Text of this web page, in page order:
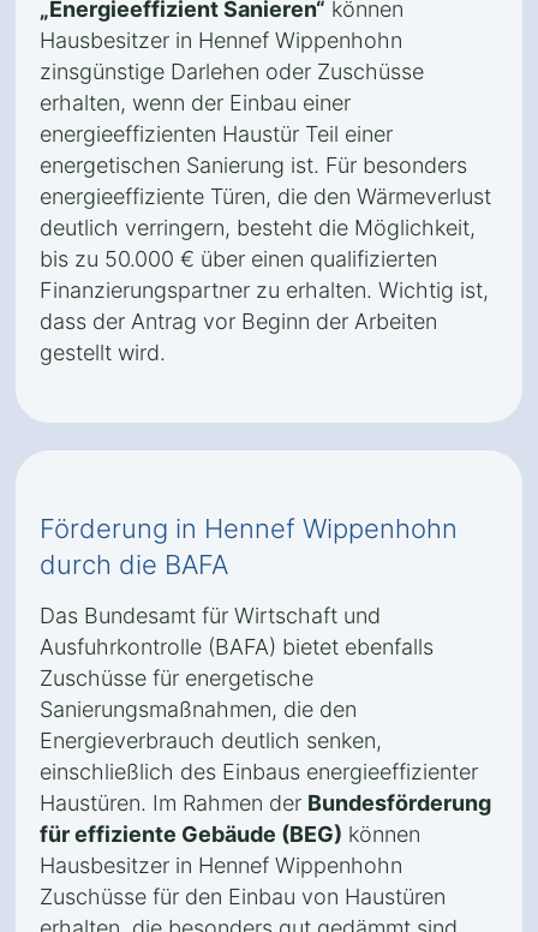
„Energieeffizient Sanieren“ können
Hausbesitzer in Hennef Wippenhohn
zinsgünstige Darlehen oder Zuschüsse
erhalten, wenn der Einbau einer
energieeffizienten Haustür Teil einer
energetischen Sanierung ist. Für besonders
energieeffiziente Türen, die den Wärmeverlust
deutlich verringern, besteht die Möglichkeit,
bis zu 50.000 € über einen qualifizierten
Finanzierungspartner zu erhalten. Wichtig ist,
dass der Antrag vor Beginn der Arbeiten
gestellt wird.
Förderung in Hennef Wippenhohn
durch die BAFA
Das Bundesamt für Wirtschaft und
Ausfuhrkontrolle (BAFA) bietet ebenfalls
Zuschüsse für energetische
Sanierungsmaßnahmen, die den
Energieverbrauch deutlich senken,
einschließlich des Einbaus energieeffizienter
Haustüren. Im Rahmen der Bundesförderung
für effiziente Gebäude (BEG) können
Hausbesitzer in Hennef Wippenhohn
Zuschüsse für den Einbau von Haustüren